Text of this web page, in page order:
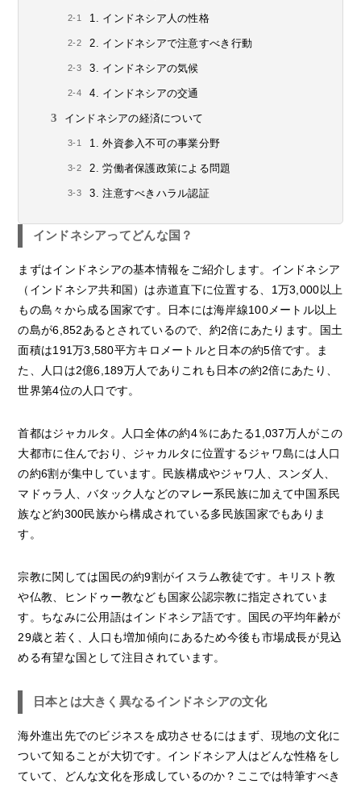
1. インドネシア人の性格
2. インドネシアで注意すべき行動
3. インドネシアの気候
4. インドネシアの交通
インドネシアの経済について
1. 外資参入不可の事業分野
2. 労働者保護政策による問題
3. 注意すべきハラル認証
インドネシアってどんな国？
まずはインドネシアの基本情報をご紹介します。インドネシア
（インドネシア共和国）は赤道直下に位置する、1万3,000以上
もの島々から成る国家です。日本には海岸線100メートル以上
の島が6,852あるとされているので、約2倍にあたります。国土
面積は191万3,580平方キロメートルと日本の約5倍です。ま
た、人口は2億6,189万人でありこれも日本の約2倍にあたり、
世界第4位の人口です。
首都はジャカルタ。人口全体の約4％にあたる1,037万人がこの
大都市に住んでおり、ジャカルタに位置するジャワ島には人口
の約6割が集中しています。民族構成やジャワ人、スンダ人、
マドゥラ人、バタック人などのマレー系民族に加えて中国系民
族など約300民族から構成されている多民族国家でもありま
す。
宗教に関しては国民の約9割がイスラム教徒です。キリスト教
や仏教、ヒンドゥー教なども国家公認宗教に指定されていま
す。ちなみに公用語はインドネシア語です。国民の平均年齢が
29歳と若く、人口も増加傾向にあるため今後も市場成長が見込
める有望な国として注目されています。
日本とは大きく異なるインドネシアの文化
海外進出先でのビジネスを成功させるにはまず、現地の文化に
ついて知ることが大切です。インドネシア人はどんな性格をし
ていて、どんな文化を形成しているのか？ここでは特筆すべき